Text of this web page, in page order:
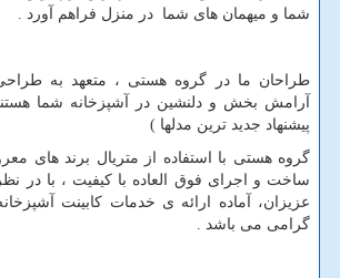
شما و میهمان های شما در منزل فراهم آورد .
طراحان ما در گروه هستی ، متعهد به
آرامش بخش و دلنشین در آشپزخانه شما
پیشنهاد جدید ترین مدلها )
گروه هستی با استفاده از متریال برند های
ساخت و اجرای فوق العاده با کیفیت ، با در
عزیزان، آماده ارائه ی خدمات کابینت
گرامی می باشد .